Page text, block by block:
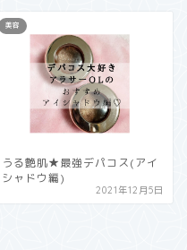
美容
うる艶肌★最強デパコス(アイ
シャドウ編)
2021年12月5日